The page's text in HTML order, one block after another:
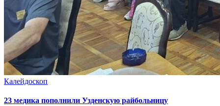
Калейдоскоп
23 медика пополнили Узденскую райбольницу